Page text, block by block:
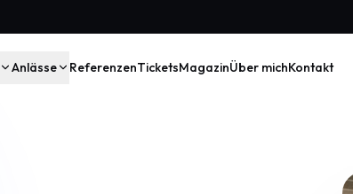
Anlässe ReferenzenTicketsMagazinÜber michKontakt